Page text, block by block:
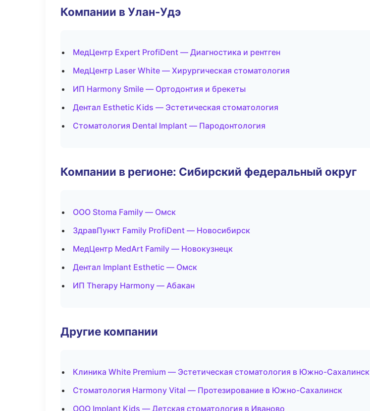
Компании в Улан-Удэ
МедЦентр Expert ProfiDent — Диагностика и рентген
МедЦентр Laser White — Хирургическая стоматология
ИП Harmony Smile — Ортодонтия и брекеты
Дентал Esthetic Kids — Эстетическая стоматология
Стоматология Dental Implant — Пародонтология
Компании в регионе: Сибирский федеральный округ
ООО Stoma Family — Омск
ЗдравПункт Family ProfiDent — Новосибирск
МедЦентр MedArt Family — Новокузнецк
Дентал Implant Esthetic — Омск
ИП Therapy Harmony — Абакан
Другие компании
Клиника White Premium — Эстетическая стоматология в Южно-Сахалинск
Стоматология Harmony Vital — Протезирование в Южно-Сахалинск
ООО Implant Kids — Детская стоматология в Иваново